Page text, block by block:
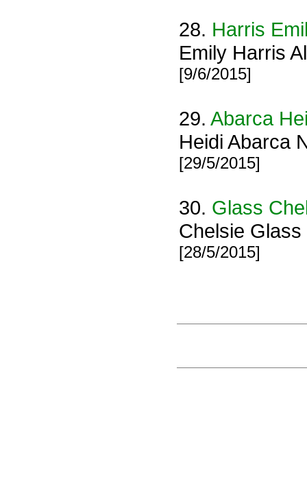
28. Harris
Emily Harris
[9/6/2015]
29. Abarca
Heidi Abarca
[29/5/2015]
30. Glass
Chelsie
[28/5/2015]